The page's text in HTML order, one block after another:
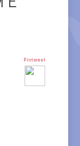
Pinterest